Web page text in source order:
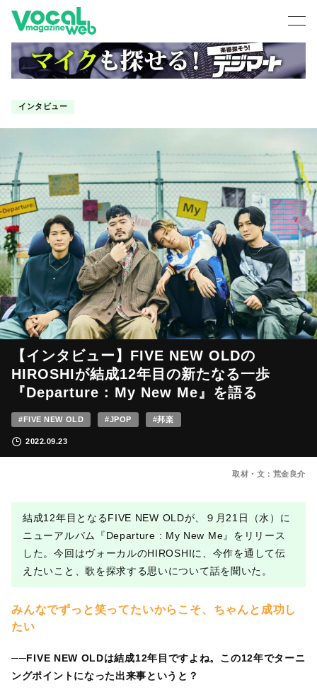
インタビュー
【インタビュー】FIVE NEW OLDの
HIROSHIが結成12年目の新たなる一歩
『Departure : My New Me』を語る
#FIVE NEW OLD #JPOP #邦楽
2022.09.23
取材・文：荒金良介
結成12年目となるFIVE NEW OLDが、９月21日（水）に
ニューアルバム『Departure : My New Me』をリリース
した。今回はヴォーカルのHIROSHIに、今作を通して伝
えたいこと、歌を探求する思いについて話を聞いた。
みんなでずっと笑ってたいからこそ、ちゃんと成功し
たい
──FIVE NEW OLDは結成12年目ですよね。この12年でターニ
ングポイントになった出来事というと？